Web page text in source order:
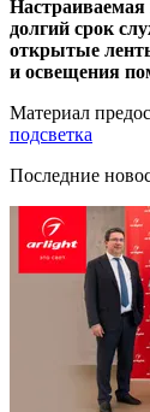
Настраиваемая
долгий срок
открытые
и освещения
Материал
подсветка
Последние